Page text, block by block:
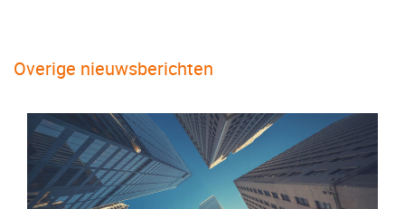
Overige nieuwsberichten